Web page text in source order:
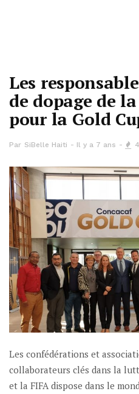
Les
de dopage de
pour la Gold
Par SiBelle Haiti Il y a 7 ans
Les confédérations et
collaborateurs clés dans la
et la FIFA dispose dans le